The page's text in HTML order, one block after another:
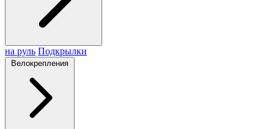
на руль Подкрылки
Велокрепления